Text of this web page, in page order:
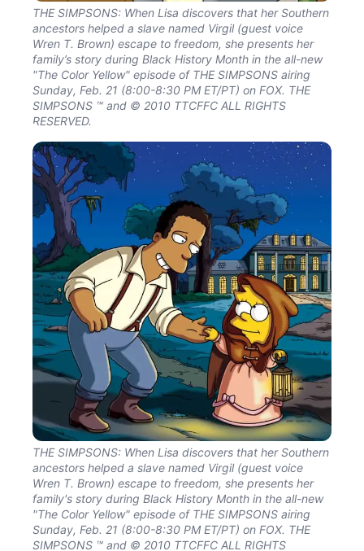
THE SIMPSONS: When Lisa discovers that her Southern
ancestors helped a slave named Virgil (guest voice
Wren T. Brown) escape to freedom, she presents her
family’s story during Black History Month in the all-new
"The Color Yellow" episode of THE SIMPSONS airing
Sunday, Feb. 21 (8:00-8:30 PM ET/PT) on FOX. THE
SIMPSONS ™ and © 2010 TTCFFC ALL RIGHTS
RESERVED.
THE SIMPSONS: When Lisa discovers that her Southern
ancestors helped a slave named Virgil (guest voice
Wren T. Brown) escape to freedom, she presents her
family's story during Black History Month in the all-new
"The Color Yellow" episode of THE SIMPSONS airing
Sunday, Feb. 21 (8:00-8:30 PM ET/PT) on FOX. THE
SIMPSONS ™ and © 2010 TTCFFC ALL RIGHTS